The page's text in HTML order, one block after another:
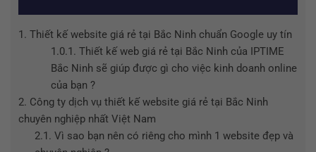
1. Thiết kế website giá rẻ tại Bắc Ninh chuẩn Google uy tín
1.0.1. Thiết kế web giá rẻ tại Bắc Ninh của IPTIME
Bắc Ninh sẽ giúp được gì cho việc kinh doanh online
của bạn ?
2. Công ty dịch vụ thiết kế website giá rẻ tại Bắc Ninh
chuyên nghiệp nhất Việt Nam
2.1. Vì sao bạn nên có riêng cho mình 1 website đẹp và